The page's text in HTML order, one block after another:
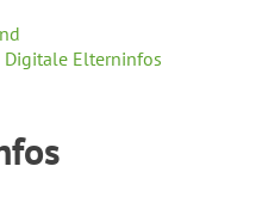
Digitale Elterninfos